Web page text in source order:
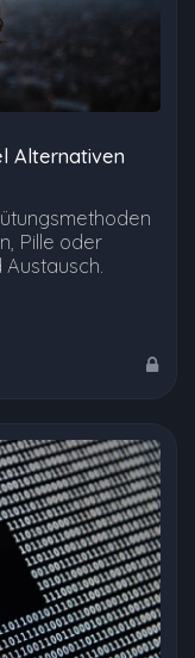
Alternativen
Pille oder